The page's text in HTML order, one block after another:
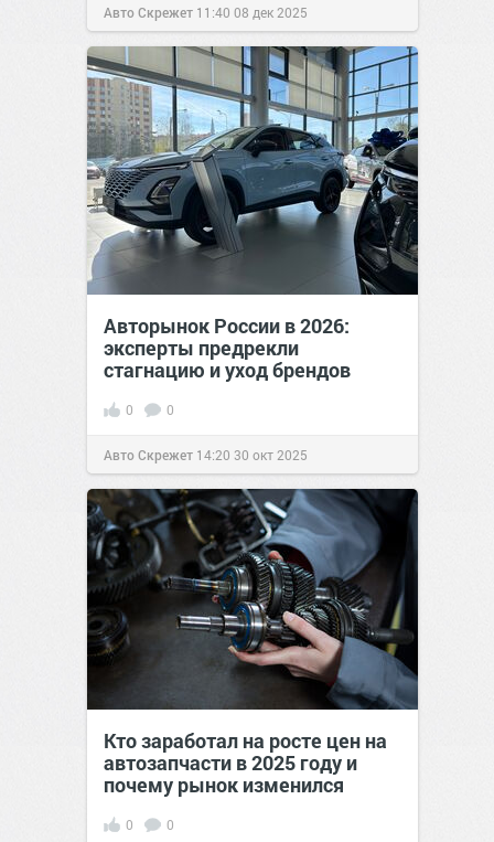
Авто Скрежет 11:40 08 дек 2025
Авторынок России в 2026:
эксперты предрекли
стагнацию и уход брендов
0 0
Авто Скрежет 14:20 30 окт 2025
Кто заработал на росте цен на
автозапчасти в 2025 году и
почему рынок изменился
0 0